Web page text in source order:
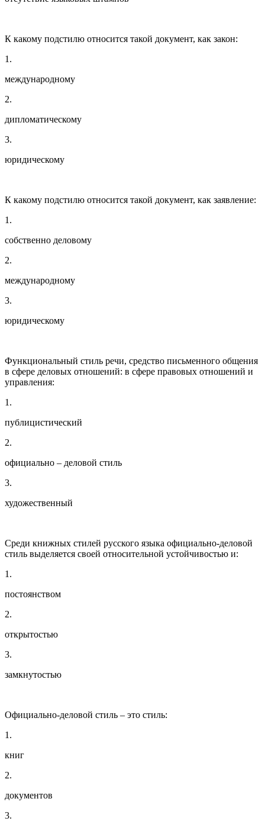
К какому подстилю относится такой документ, как закон:
1.
международному
2.
дипломатическому
3.
юридическому
К какому подстилю относится такой документ, как заявление:
1.
собственно деловому
2.
международному
3.
юридическому
Функциональный стиль речи, средство письменного общения
в сфере деловых отношений: в сфере правовых отношений и
управления:
1.
публицистический
2.
официально – деловой стиль
3.
художественный
Среди книжных стилей русского языка официально-деловой
стиль выделяется своей относительной устойчивостью и:
1.
постоянством
2.
открытостью
3.
замкнутостью
Официально-деловой стиль – это стиль:
1.
книг
2.
документов
3.